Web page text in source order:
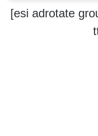
[esi adrotate